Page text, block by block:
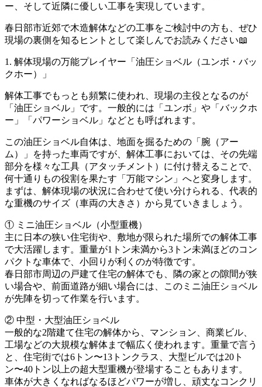
ー、そして近隣に優しい工事を実現しています。
春日部市近郊で木造解体などの工事をご検討中の方も、ぜひ
現場の裏側を知るヒントとして楽しんでお読みください📖
1. 解体現場の万能プレイヤー「油圧ショベル（ユンボ・バッ
クホー）」
解体工事でもっとも頻繁に使われ、現場の主役となるのが
「油圧ショベル」です。一般的には「ユンボ」や「バックホ
ー」「パワーショベル」などとも呼ばれます。
この油圧ショベル自体は、地面を掘るための「腕（アー
ム）」を持った車両ですが、解体工事においては、その先端
部分を様々な工具（アタッチメント）に付け替えることで、
何十通りもの役割を果たす「万能マシン」へと変身します。
まずは、解体現場の状況に合わせて使い分けられる、代表的
な重機のサイズ（車両の大きさ）から見ていきましょう。
① ミニ油圧ショベル（小型重機）
主に日本の狭い住宅街や、敷地が限られた場所での解体工事
で大活躍します。重量が1トン未満から3トン未満ほどのコン
パクトな車体で、小回りが利くのが特徴です。
春日部市周辺の戸建て住宅の解体でも、隣の家との隙間が狭
い場合や、前面道路が細い場合には、このミニ油圧ショベル
が先陣を切って作業を行います。
② 中型・大型油圧ショベル
一般的な2階建て住宅の解体から、マンション、商業ビル、
工場などの大規模な解体まで幅広く使われます。重量で言う
と、住宅街では6トン〜13トンクラス、大型ビルでは20ト
ン〜40トン以上の超大型重機が登場することもあります。
車体が大きくなればなるほどパワーが増し、頑丈なコンクリ